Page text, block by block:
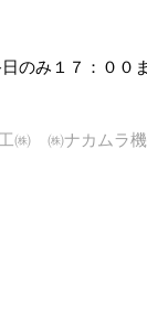
のみ１７：００ま
㈱ ㈱ナカムラ